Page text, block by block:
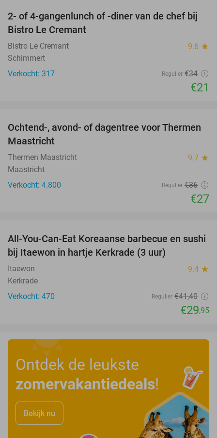
38%
2- of 4-gangenlunch of -diner van de chef bij
Bistro Le Cremant
Bistro Le Cremant 9.6 star
Schimmert
Verkocht: 317
Regulier €34
€21
25%
Ochtend-, avond- of dagentree voor Thermen
Maastricht
Thermen Maastricht 9.7 star
Maastricht
Verkocht: 4.800
Regulier €36
€27
28%
All-You-Can-Eat Koreaanse barbecue en sushi
bij Itaewon in hartje Kerkrade (3 uur)
Itaewon 9.4 star
Kerkrade
Verkocht: 470
Regulier €41,40
€29,95
Ontdek de leukste
zomervakantiedeals!
Bekijk nu